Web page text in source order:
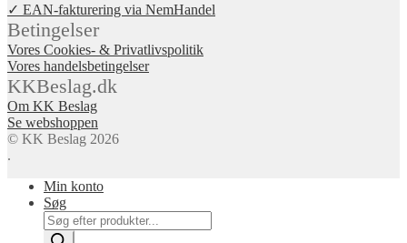
✓ EAN-fakturering via NemHandel
Betingelser
Vores Cookies- & Privatlivspolitik
Vores handelsbetingelser
KKBeslag.dk
Om KK Beslag
Se webshoppen
© KK Beslag 2026
.
Min konto
Søg
Products
search